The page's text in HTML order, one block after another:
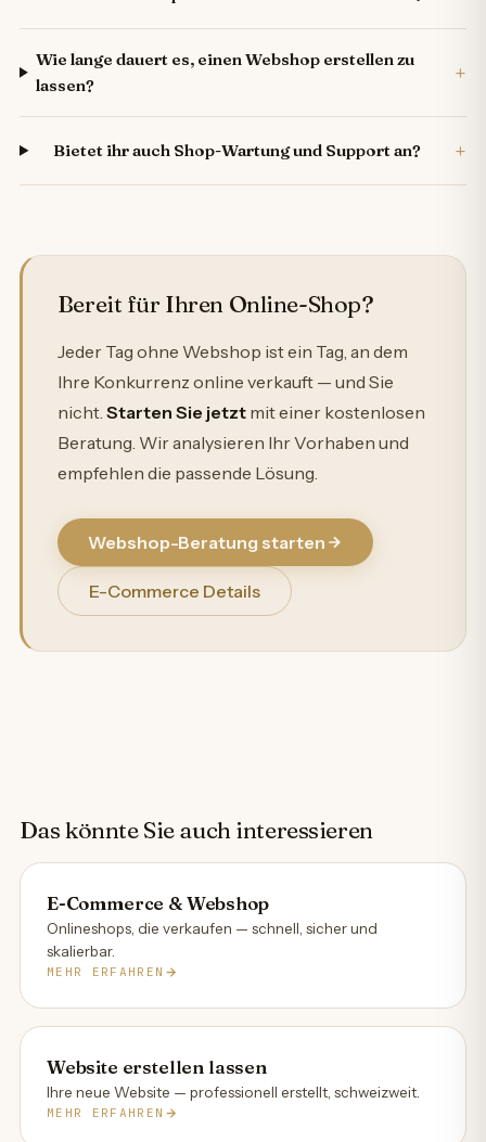
Wie lange dauert es, einen Webshop erstellen zu
lassen?
+
Bietet ihr auch Shop-Wartung und Support an? +
Bereit für Ihren Online-Shop?
Jeder Tag ohne Webshop ist ein Tag, an dem
Ihre Konkurrenz online verkauft — und Sie
nicht. Starten Sie jetztmit einer kostenlosen
Beratung. Wir analysieren Ihr Vorhaben und
empfehlen die passende Lösung.
Webshop-Beratung starten
E-Commerce Details
Das könnte Sie auch interessieren
E-Commerce & Webshop
Onlineshops, die verkaufen — schnell, sicher und
skalierbar.
MEHR ERFAHREN
Website erstellen lassen
Ihre neue Website — professionell erstellt, schweizweit.
MEHR ERFAHREN